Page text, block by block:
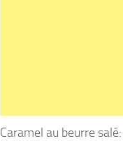
Caramel au beurre salé: